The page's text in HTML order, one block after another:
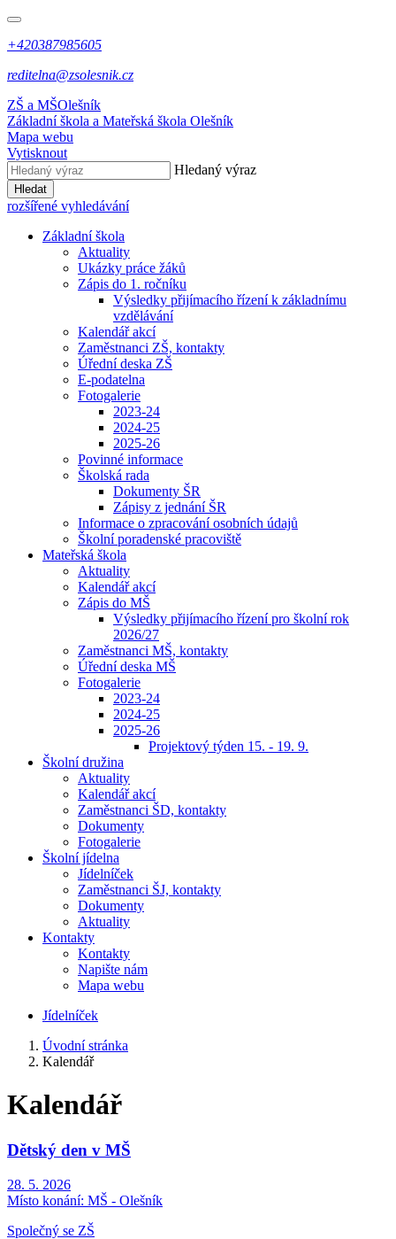
+420387985605
reditelna@zsolesnik.cz
ZŠ a MŠOlešník
Základní škola a Mateřská škola Olešník
Mapa webu
Vytisknout
Hledaný výraz
Hledat
rozšířené vyhledávání
Základní škola
Aktuality
Ukázky práce žáků
Zápis do 1. ročníku
Výsledky přijímacího řízení k základnímu
vzdělávání
Kalendář akcí
Zaměstnanci ZŠ, kontakty
Úřední deska ZŠ
E-podatelna
Fotogalerie
2023-24
2024-25
2025-26
Povinné informace
Školská rada
Dokumenty ŠR
Zápisy z jednání ŠR
Informace o zpracování osobních údajů
Školní poradenské pracoviště
Mateřská škola
Aktuality
Kalendář akcí
Zápis do MŠ
Výsledky přijímacího řízení pro školní rok
2026/27
Zaměstnanci MŠ, kontakty
Úřední deska MŠ
Fotogalerie
2023-24
2024-25
2025-26
Projektový týden 15. - 19. 9.
Školní družina
Aktuality
Kalendář akcí
Zaměstnanci ŠD, kontakty
Dokumenty
Fotogalerie
Školní jídelna
Jídelníček
Zaměstnanci ŠJ, kontakty
Dokumenty
Aktuality
Kontakty
Kontakty
Napište nám
Mapa webu
Jídelníček
Úvodní stránka
Kalendář
Kalendář
Dětský den v MŠ
28. 5. 2026
Místo konání: MŠ - Olešník
Společný se ZŠ